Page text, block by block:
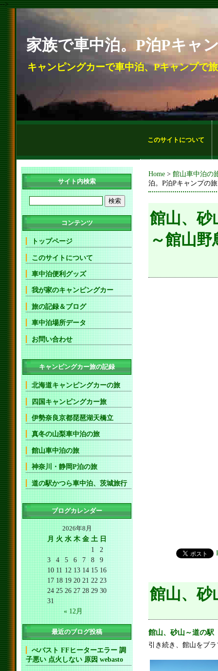
-->
家族で車中泊。P泊Pキャ
キャンピングカーで車中泊、Pキャンプで
このサイトについて
Home > 館山車中泊の
泊。P泊Pキャンプの旅
館山、砂
～館山
館山、砂
館山、砂山～道の駅
引き続き、館山をブ
サイト内検索
コンテンツ
トップページ
このサイトについて
車中泊便利グッズ
我が家のキャンピングカー
旅の記録＆ブログ
車中泊場所データ
お問い合わせ
キャンピングカー旅の記録
北海道キャンピングカーの旅
四国キャンピングカー旅
伊勢奈良京都琵琶湖天橋立
真冬の山梨車中泊の旅
館山車中泊の旅
神奈川・静岡P泊の旅
道の駅かつら車中泊、茨城旅行
ブログカレンダー
2026年8月
月 火 水 木 金 土 日
1
2
3
4 5 6 7 8
9
10 11 12 13 14 15 16
17 18 19 20 21 22 23
24 25 26 27 28 29 30
31
« 12月
最近のブログ投稿
べバスト FFヒーターエラー 調
子悪い 点火しない 原因 webasto